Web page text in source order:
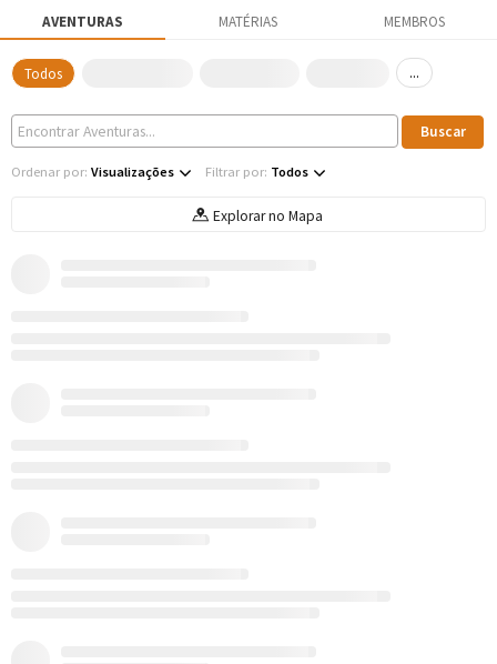
AVENTURAS MATÉRIAS MEMBROS
Todos ...
Ordenar por: Visualizações Filtrar por: Todos
Explorar no Mapa